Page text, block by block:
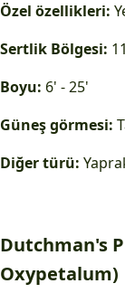
Özel özellikleri:
Sertlik Bölgesi:
Boyu: 6' - 25'
Güneş görmesi:
Diğer türü:
Dutchman's
Oxypetalum)